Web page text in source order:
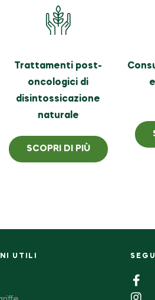
Trattamenti post-
oncologici di
disintossicazione
naturale
SCOPRI DI PIÙ
UTILI